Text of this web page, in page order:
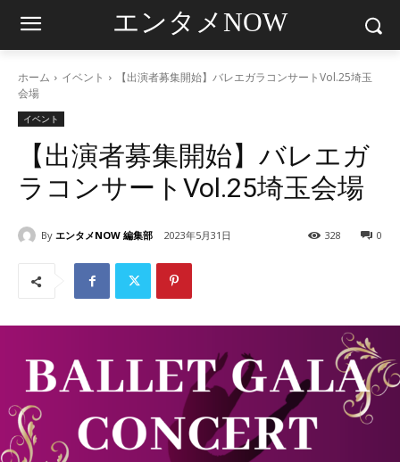
エンタメNOW
ホーム イベント
【出演者募集開始】バレエガラコンサートVol.25埼玉
会場
イベント
【出演者募集開始】バレエガ
ラコンサートVol.25埼玉会場
By エンタメNOW 編集部 2023年5月31日 0
328